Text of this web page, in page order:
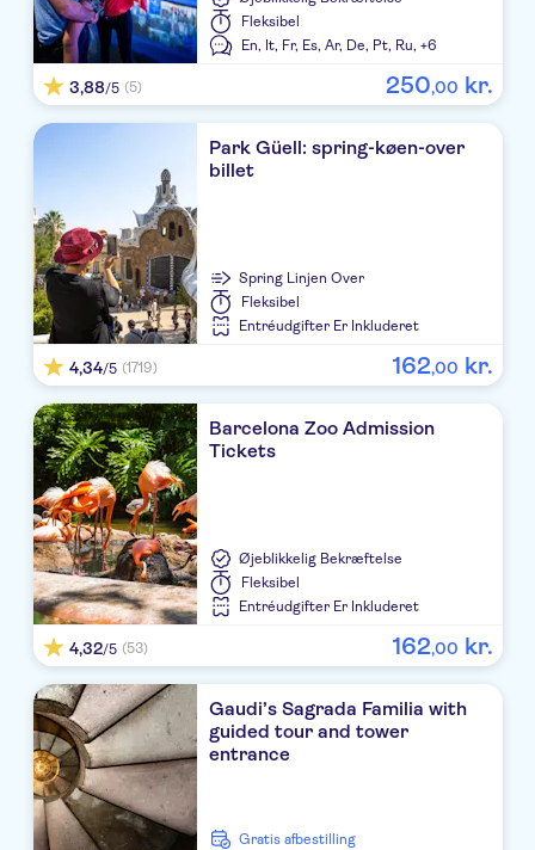
Fleksibel
En, It, Fr, Es,Ar, De, Pt, Ru,+6
3,88/5 (5) 250,00 kr.
Park Güell: spring-køen-over
billet
Spring Linjen Over
Fleksibel
Entréudgifter Er Inkluderet
4,34/5 (1719) 162,00 kr.
Barcelona Zoo Admission
Tickets
Øjeblikkelig Bekræftelse
Fleksibel
Entréudgifter Er Inkluderet
4,32/5 (53) 162,00 kr.
Gaudi’s Sagrada Familia with
guided tour and tower
entrance
Gratis afbestilling